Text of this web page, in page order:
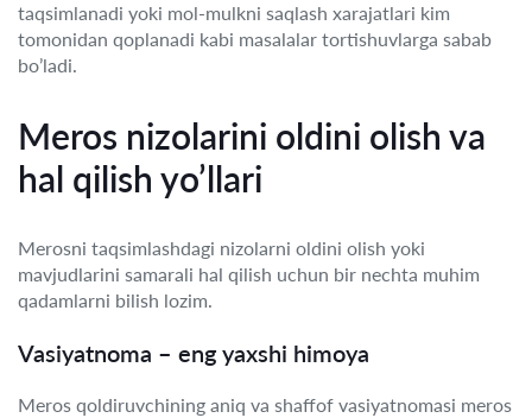
taqsimlanadi yoki mol-mulkni saqlash xarajatlari kim
tomonidan qoplanadi kabi masalalar tortishuvlarga sabab
bo’ladi.
Meros nizolarini oldini olish va
hal qilish yo’llari
Merosni taqsimlashdagi nizolarni oldini olish yoki
mavjudlarini samarali hal qilish uchun bir nechta muhim
qadamlarni bilish lozim.
Vasiyatnoma – eng yaxshi himoya
Meros qoldiruvchining aniq va shaffof vasiyatnomasi meros